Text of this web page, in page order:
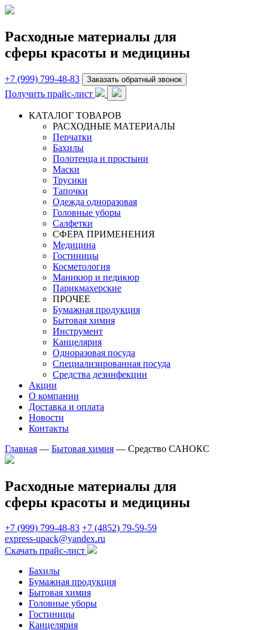
Расходные материалы для
сферы красоты и медицины
+7 (999) 799-48-83 Заказать обратный звонок
Получить прайс-лист
КАТАЛОГ ТОВАРОВ
РАСХОДНЫЕ МАТЕРИАЛЫ
Перчатки
Бахилы
Полотенца и простыни
Маски
Трусики
Тапочки
Одежда одноразовая
Головные уборы
Салфетки
СФЕРА ПРИМЕНЕНИЯ
Медицина
Гостиницы
Косметология
Маникюр и педикюр
Парикмахерские
ПРОЧЕЕ
Бумажная продукция
Бытовая химия
Инструмент
Канцелярия
Одноразовая посуда
Специализированная посуда
Средства дезинфекции
Акции
О компании
Доставка и оплата
Новости
Контакты
Главная — Бытовая химия — Средство САНОКС
Расходные материалы для
сферы красоты и медицины
+7 (999) 799-48-83 +7 (4852) 79-59-59
express-upack@yandex.ru
Скачать прайс-лист
Бахилы
Бумажная продукция
Бытовая химия
Головные уборы
Гостиницы
Канцелярия